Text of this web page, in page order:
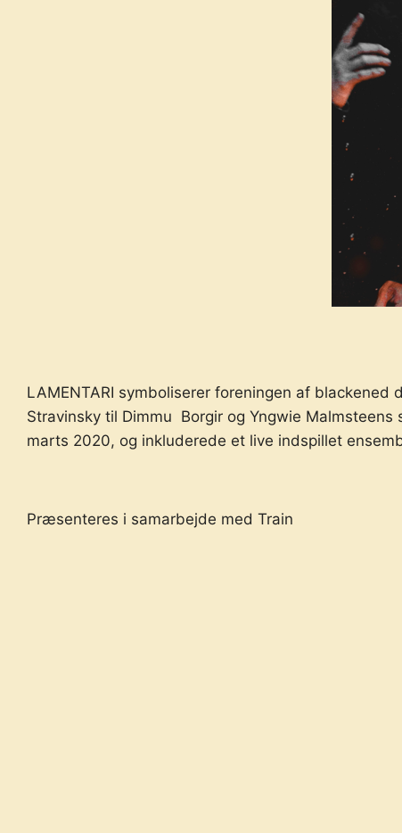
LAMENTARI symboliserer foreningen af
Stravinsky til Dimmu Borgir og Yngwie Malmsteens
marts 2020, og inkluderede et live indspillet
Præsenteres i samarbejde med Train